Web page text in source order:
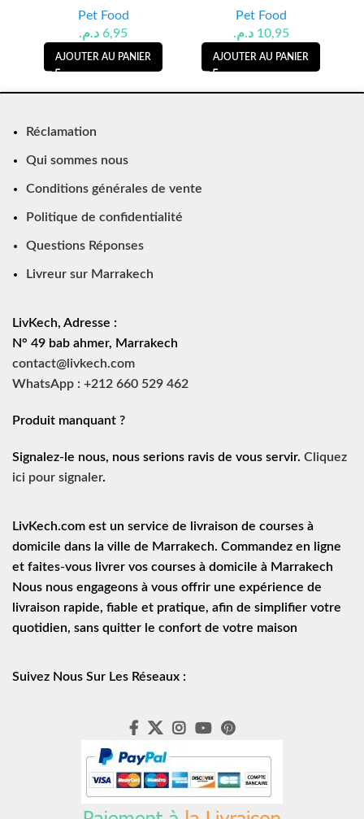
Pet Food
6,95 د.م.
AJOUTER AU PANIER
Pet Food
10,95 د.م.
AJOUTER AU PANIER
Réclamation
Qui sommes nous
Conditions générales de vente
Politique de confidentialité
Questions Réponses
Livreur sur Marrakech
LivKech, Adresse :
N° 49 bab ahmer, Marrakech
contact@livkech.com
WhatsApp : +212 660 529 462
Produit manquant ?
Signalez-le nous, nous serions ravis de vous servir. Cliquez
ici pour signaler.
LivKech.com est un service de
livraison de courses à
domicile dans la ville de Marrakech. Commandez en ligne
et faites-vous livrer vos courses à domicile à Marrakech
Nous nous engageons à vous offrir une expérience de
livraison rapide, fiable et pratique, afin de simplifier votre
quotidien, sans quitter le confort de votre maison
Suivez Nous Sur Les Réseaux :